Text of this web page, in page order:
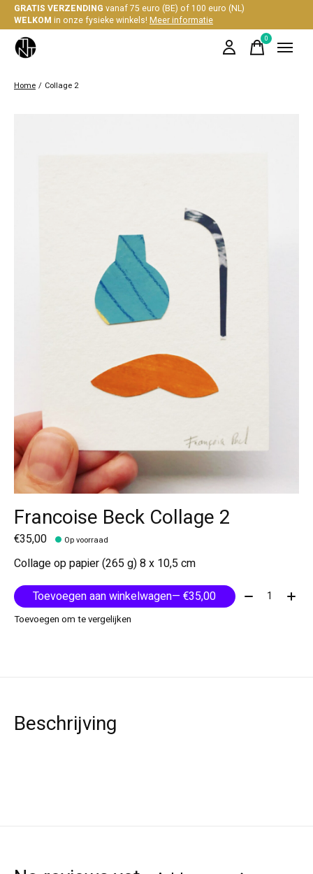
GRATIS VERZENDING vanaf 75 euro (BE) of 100 euro (NL)
WELKOM in onze fysieke winkels!Meer informatie
0items
Home / Collage 2
Francoise Beck Collage 2
€35,00 Op voorraad
Collage op papier (265 g) 8 x 10,5 cm
Toevoegen aan winkelwagen
— €35,00 Aantal:
Toevoegen om te vergelijken
Beschrijving